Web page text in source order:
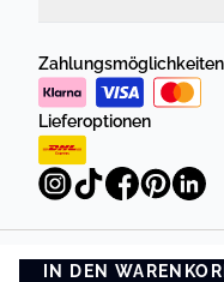
IN DEN
Zahlungsmöglichkeiten
Lieferoptionen